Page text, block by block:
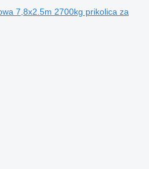
7,8x2.5m 2700kg prikolica za